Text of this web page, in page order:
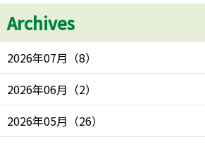
Archives
2026年07月 （8）
2026年06月 （2）
2026年05月 （26）